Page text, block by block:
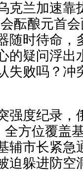
克兰加速靠
酝酿元首
随时待命，
的疑问浮出
失败吗？冲
强度纪录，
方位覆盖
辅市长紧急
迫躲进防空